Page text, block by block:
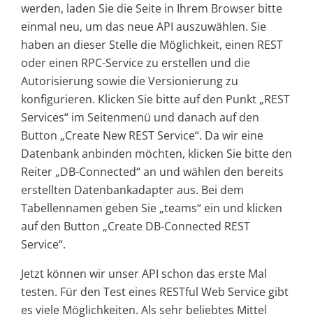
werden, laden Sie die Seite in Ihrem Browser bitte
einmal neu, um das neue API auszuwählen. Sie
haben an dieser Stelle die Möglichkeit, einen REST
oder einen RPC-Service zu erstellen und die
Autorisierung sowie die Versionierung zu
konfigurieren. Klicken Sie bitte auf den Punkt „REST
Services“ im Seitenmenü und danach auf den
Button „Create New REST Service“. Da wir eine
Datenbank anbinden möchten, klicken Sie bitte den
Reiter „DB-Connected“ an und wählen den bereits
erstellten Datenbankadapter aus. Bei dem
Tabellennamen geben Sie „teams“ ein und klicken
auf den Button „Create DB-Connected REST
Service“.
Jetzt können wir unser API schon das erste Mal
testen. Für den Test eines RESTful Web Service gibt
es viele Möglichkeiten. Als sehr beliebtes Mittel